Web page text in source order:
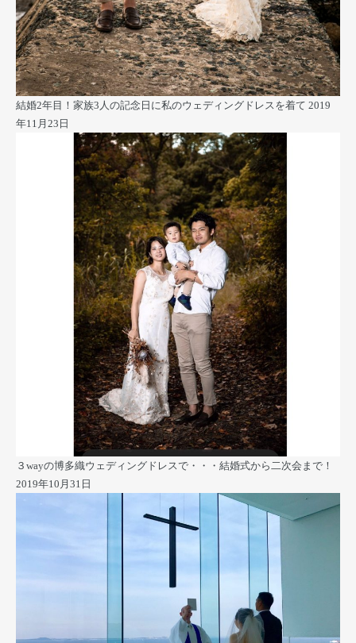
結婚2年目！家族3人の記念日に私のウェディングドレスを着て 2019
年11月23日
３wayの博多織ウェディングドレスで・・・結婚式から二次会まで！
2019年10月31日